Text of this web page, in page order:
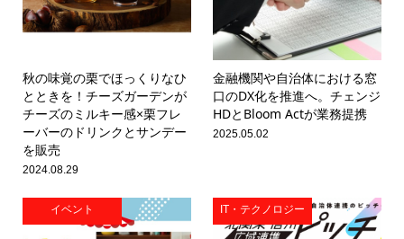
秋の味覚の栗でほっくりなひ
とときを！チーズガーデンが
チーズのミルキー感×栗フレ
ーバーのドリンクとサンデー
を販売
2024.08.29
金融機関や自治体における窓
口のDX化を推進へ。チェンジ
HDとBloom Actが業務提携
2025.05.02
イベント IT・テクノロジー